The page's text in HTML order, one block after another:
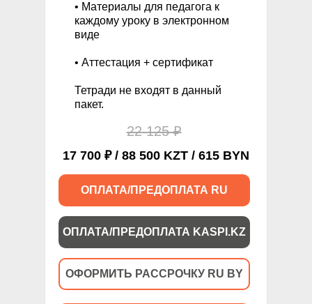
ОПЛАТА/ПРЕДОПЛАТА RU
• Материалы для педагога к
каждому уроку в электронном
виде
• Аттестация + сертификат
Тетради не входят в данный
пакет.
17 700 ₽ / 88 500 KZT / 615 BYN
22 125 ₽
ОПЛАТА/ПРЕДОПЛАТА KASPI.KZ
ОФОРМИТЬ РАССРОЧКУ RU BY